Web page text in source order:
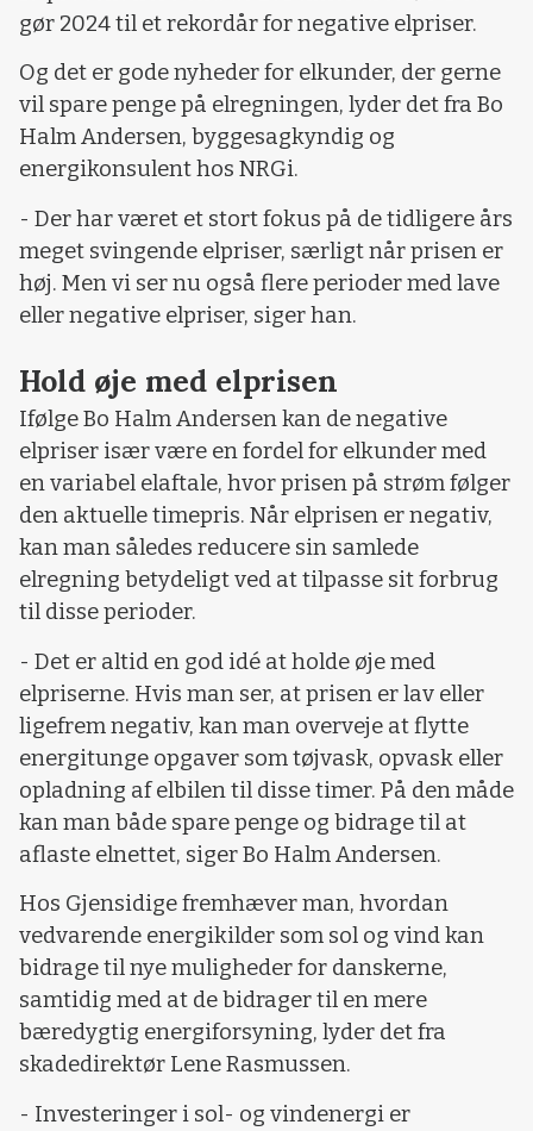
gør 2024 til et rekordår for negative elpriser.
Og det er gode nyheder for elkunder, der gerne
vil spare penge på elregningen, lyder det fra Bo
Halm Andersen, byggesagkyndig og
energikonsulent hos NRGi.
- Der har været et stort fokus på de tidligere års
meget svingende elpriser, særligt når prisen er
høj. Men vi ser nu også flere perioder med lave
eller negative elpriser, siger han.
Hold øje med elprisen
Ifølge Bo Halm Andersen kan de negative
elpriser især være en fordel for elkunder med
en variabel elaftale, hvor prisen på strøm følger
den aktuelle timepris. Når elprisen er negativ,
kan man således reducere sin samlede
elregning betydeligt ved at tilpasse sit forbrug
til disse perioder.
- Det er altid en god idé at holde øje med
elpriserne. Hvis man ser, at prisen er lav eller
ligefrem negativ, kan man overveje at flytte
energitunge opgaver som tøjvask, opvask eller
opladning af elbilen til disse timer. På den måde
kan man både spare penge og bidrage til at
aflaste elnettet, siger Bo Halm Andersen.
Hos Gjensidige fremhæver man, hvordan
vedvarende energikilder som sol og vind kan
bidrage til nye muligheder for danskerne,
samtidig med at de bidrager til en mere
bæredygtig energiforsyning, lyder det fra
skadedirektør Lene Rasmussen.
- Investeringer i sol- og vindenergi er